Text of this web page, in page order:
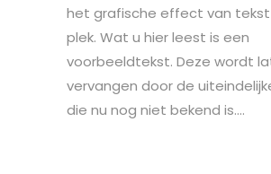
het grafische effect van
plek. Wat u hier leest is een
voorbeeldtekst. Deze wordt
vervangen door de
die nu nog niet bekend is....